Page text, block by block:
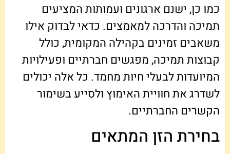
כמו כן, ישנם ארגונים ועמותות המציעים
תמיכה והדרכה למאמצים. כדאי לבדוק אילו
משאבים זמינים בקהילה המקומית, כולל
קבוצות תמיכה, מפגשים חברתיים ופעילויות
המיועדות לבעלי חיות מחמד. כל אלה יכולים
לשדרג את חוויית האימוץ ולסייע בשימור
הקשרים החברתיים.
בחירת הזן המתאים